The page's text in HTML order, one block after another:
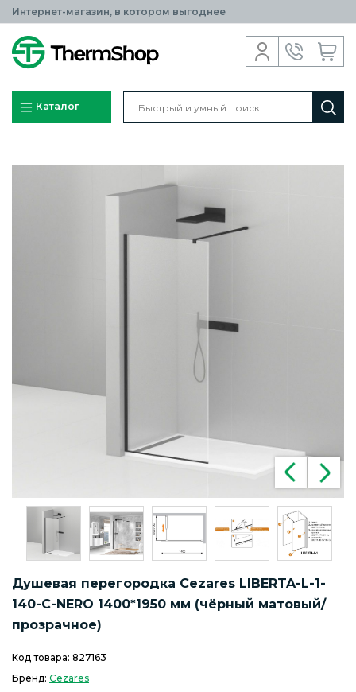
Интернет-магазин, в котором выгоднее
Каталог
Душевая перегородка Cezares LIBERTA-L-1-
140-C-NERO 1400*1950 мм (чёрный матовый/
прозрачное)
Код товара: 827163
Бренд: Cezares